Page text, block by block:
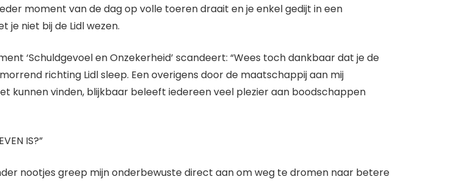
moment van de dag op volle toeren draait en je enkel gedijt in een
niet bij de Lidl wezen.
‘Schuldgevoel en Onzekerheid’ scandeert: “Wees toch dankbaar dat je de
richting Lidl sleep. Een overigens door de maatschappij aan mij
kunnen vinden, blijkbaar beleeft iedereen veel plezier aan boodschappen
IS?”
nootjes greep mijn onderbewuste direct aan om weg te dromen naar betere